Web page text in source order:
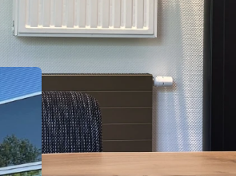
Van Schaik
verwarming.